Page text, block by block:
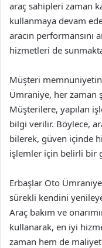
araç sahipleri zaman
kullanmaya devam
aracın
hizmetleri de
Müşteri
Ümraniye, her zaman
Müşterilere, yapılan
bilgi verilir. Böylece,
bilerek, güven içinde
işlemler için belirli bir
Erbaşlar Oto
sürekli kendini
Araç bakım ve
kullanarak, en iyi
zaman hem de